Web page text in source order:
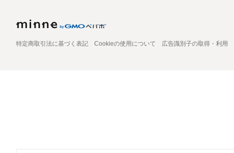
特定商取引法に基づく表記 Cookieの使用について 広告識別子の取得・利用